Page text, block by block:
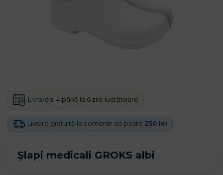
Șlapi medicali GROKS albi
Livrare gratuită la comenzi de peste 250 lei
Livrarea: 4 până la 6 zile lucrătoare